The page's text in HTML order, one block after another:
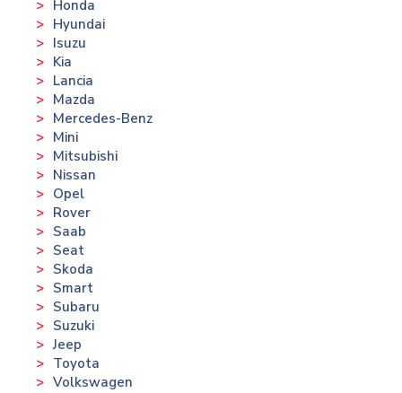
Honda
Hyundai
Isuzu
Kia
Lancia
Mazda
Mercedes-Benz
Mini
Mitsubishi
Nissan
Opel
Rover
Saab
Seat
Skoda
Smart
Subaru
Suzuki
Jeep
Toyota
Volkswagen